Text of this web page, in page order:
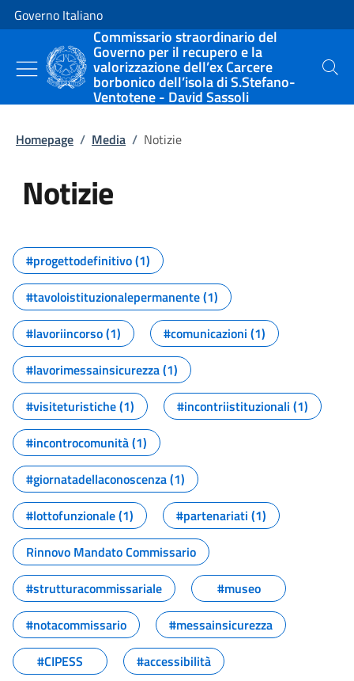
Vai al contenuto
Vai alla navigazione del sito
Governo Italiano
Commissario straordinario del
Governo per il recupero e la
valorizzazione dell’ex Carcere
borbonico dell’isola di S.Stefano-
Ventotene - David Sassoli
Cerca
Homepage / Media / Notizie
Notizie
Tutti i contenuti della pagina
#progettodefinitivo (1)
#tavoloistituzionalepermanente (1)
#lavoriincorso (1)
#comunicazioni (1)
#lavorimessainsicurezza (1)
#visiteturistiche (1)
#incontriistituzionali (1)
#incontrocomunità (1)
#giornatadellaconoscenza (1)
#lottofunzionale (1)
#partenariati (1)
Rinnovo Mandato Commissario
#strutturacommissariale
#museo
#notacommissario
#messainsicurezza
#CIPESS
#accessibilità